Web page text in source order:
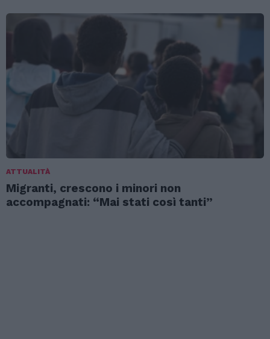
ATTUALITÀ
Migranti, crescono i minori non
accompagnati: “Mai stati così tanti”